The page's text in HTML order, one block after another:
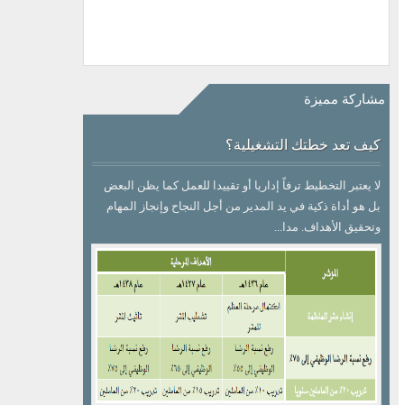
مشاركة مميزة
كيف تعد خطتك التشغيلية؟
لا يعتبر التخطيط ترفاً إداريا أو تقييدا للعمل كما يظن البعض
بل هو أداة ذكية في يد المدير من أجل النجاح وإنجاز المهام
وتحقيق الأهداف. مدا...